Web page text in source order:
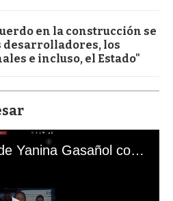
en la construcción se
desarrolladores, los
e incluso, el Estado"
El mal momento de Yanina Gasañol con un hincha argentino en "Subrayado"